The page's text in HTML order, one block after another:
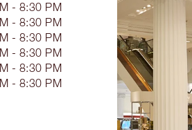
- 8:30 PM
- 8:30 PM
- 8:30 PM
- 8:30 PM
- 8:30 PM
- 8:30 PM